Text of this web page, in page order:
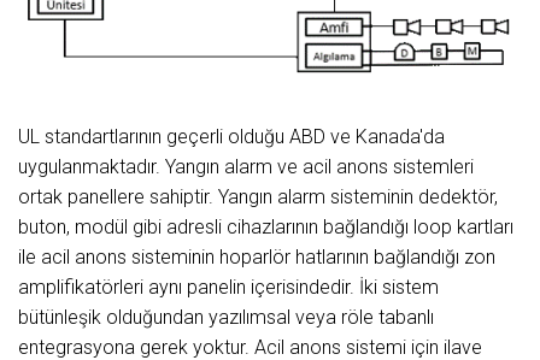
UL standartlarının geçerli olduğu ABD ve Kanada'da
uygulanmaktadır. Yangın alarm ve acil anons sistemleri
ortak panellere sahiptir. Yangın alarm sisteminin dedektör,
buton, modül gibi adresli cihazlarının bağlandığı loop kartları
ile acil anons sisteminin hoparlör hatlarının bağlandığı zon
amplifikatörleri aynı panelin içerisindedir. İki sistem
bütünleşik olduğundan yazılımsal veya röle tabanlı
entegrasyona gerek yoktur. Acil anons sistemi için ilave